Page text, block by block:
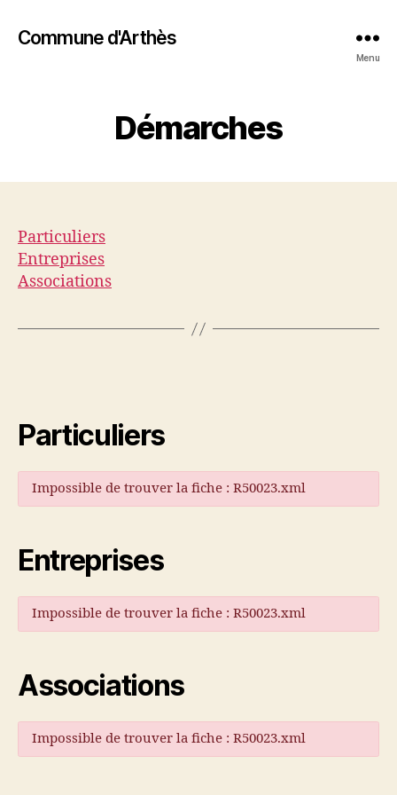
Commune d'Arthès
Menu
Démarches
Particuliers
Entreprises
Associations
Particuliers
Impossible de trouver la fiche : R50023.xml
Entreprises
Impossible de trouver la fiche : R50023.xml
Associations
Impossible de trouver la fiche : R50023.xml